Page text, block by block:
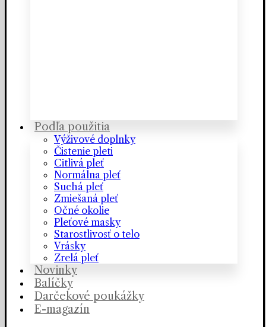
Podľa použitia
Výživové doplnky
Čistenie pleti
Citlivá pleť
Normálna pleť
Suchá pleť
Zmiešaná pleť
Očné okolie
Pleťové masky
Starostlivosť o telo
Vrásky
Zrelá pleť
Novinky
Balíčky
Darčekové poukážky
E-magazín